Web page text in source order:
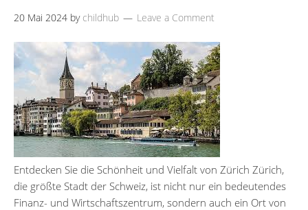
20 Mai 2024 by childhub Leave a Comment
Entdecken Sie die Schönheit und Vielfalt von Zürich Zürich,
die größte Stadt der Schweiz, ist nicht nur ein bedeutendes
Finanz- und Wirtschaftszentrum, sondern auch ein Ort von